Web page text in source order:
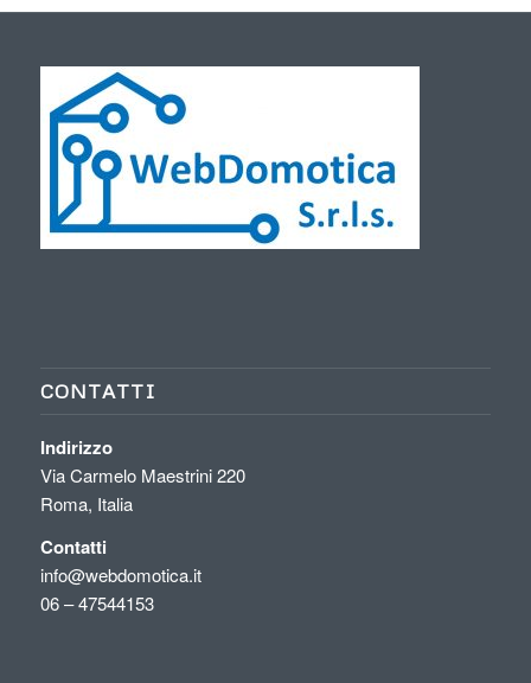
CONTATTI
Indirizzo
Via Carmelo Maestrini 220
Roma, Italia
Contatti
info@webdomotica.it
06 – 47544153